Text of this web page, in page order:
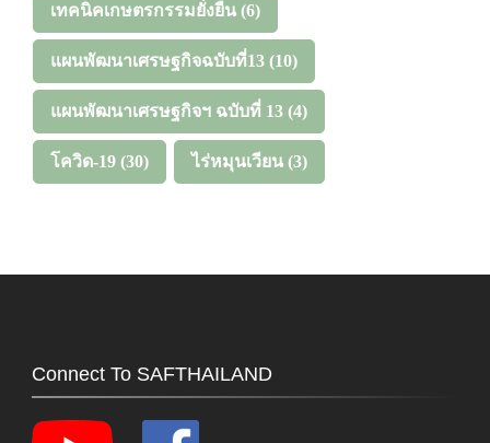
เทคนิคเกษตรกรรมยั่งยืน (6)
แผนพัฒนาเศรษฐกิจฉบับที่13 (10)
แผนพัฒนาเศรษฐกิจฯ ฉบับที่ 13 (4)
โควิด-19 (30) ไร่หมุนเวียน (3)
Connect To SAFTHAILAND